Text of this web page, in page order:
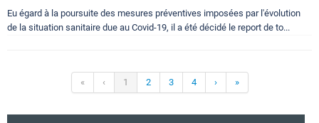
Eu égard à la poursuite des mesures préventives imposées par l'évolution
de la situation sanitaire due au Covid-19, il a été décidé le report de to...
« ‹ 1 2 3 4 › »